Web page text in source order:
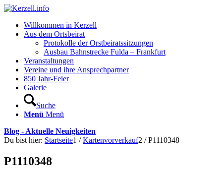
Willkommen in Kerzell
Aus dem Ortsbeirat
Protokolle der Orstbeiratssitzungen
Ausbau Bahnstrecke Fulda – Frankfurt
Veranstaltungen
Vereine und ihre Ansprechpartner
850 Jahr-Feier
Galerie
Suche
Menü Menü
Blog - Aktuelle Neuigkeiten
Du bist hier: Startseite1 / Kartenvorverkauf2 / P1110348
P1110348